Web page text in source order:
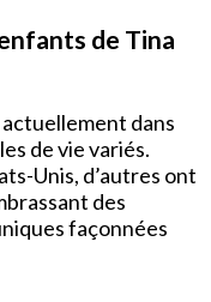
de Tina
dans
de vie variés.
Unis, d’autres ont
des
façonnées